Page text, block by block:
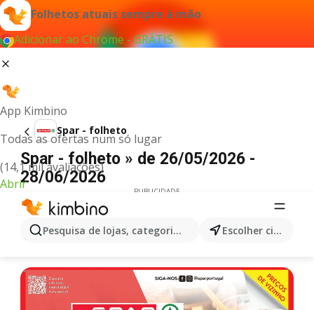
Folhetos atuais sempre à mão
Adicionar ao Chrome - GRÁTIS
App Kimbino
Todas as ofertas num só lugar
(14,1 mil avaliações)
Abrir
Pesquisa de lojas, categorias,produtos... Escolher cidade
Spar - folheto
Spar - folheto » de 26/05/2026 -
28/06/2026
PUBLICIDADE